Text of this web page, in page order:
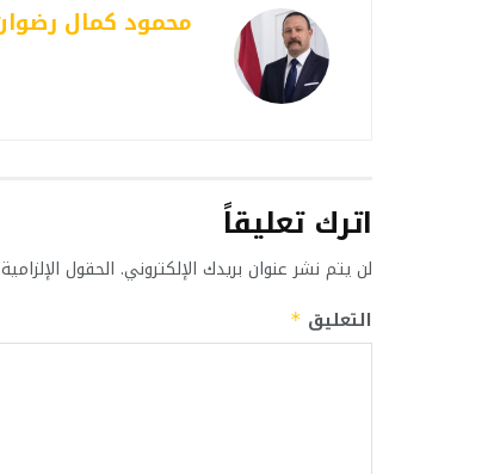
محمود كمال
اترك تعليقاً
لن يتم نشر عنوان بريدك الإلكتروني. الحقول
التعليق *